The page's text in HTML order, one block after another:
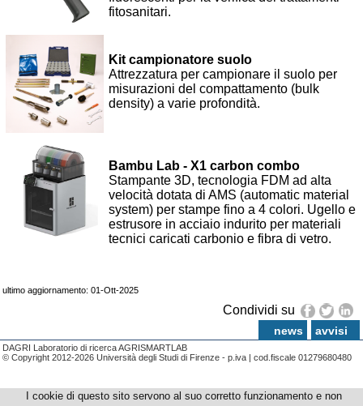
fitosanitari.
Kit campionatore suolo
Attrezzatura per campionare il suolo per
misurazioni del compattamento (bulk
density) a varie profondità.
Bambu Lab - X1 carbon combo
Stampante 3D, tecnologia FDM ad alta
velocità dotata di AMS (automatic material
system) per stampe fino a 4 colori. Ugello e
estrusore in acciaio indurito per materiali
tecnici caricati carbonio e fibra di vetro.
ultimo aggiornamento: 01-Ott-2025
Condividi su
news avvisi
DAGRI Laboratorio di ricerca AGRISMARTLAB
© Copyright 2012-2026 Università degli Studi di Firenze - p.iva | cod.fiscale 01279680480
I cookie di questo sito servono al suo corretto funzionamento e non